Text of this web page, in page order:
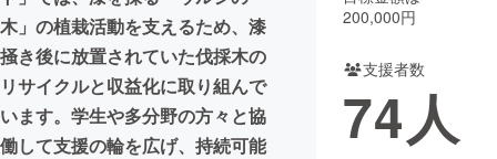
木」の植栽活動を支えるため、漆
掻き後に放置されていた伐採木の
リサイクルと収益化に取り組んで
います。学生や多分野の方々と協
働して支援の輪を広げ、持続可能
200,000円
支援者数
74人